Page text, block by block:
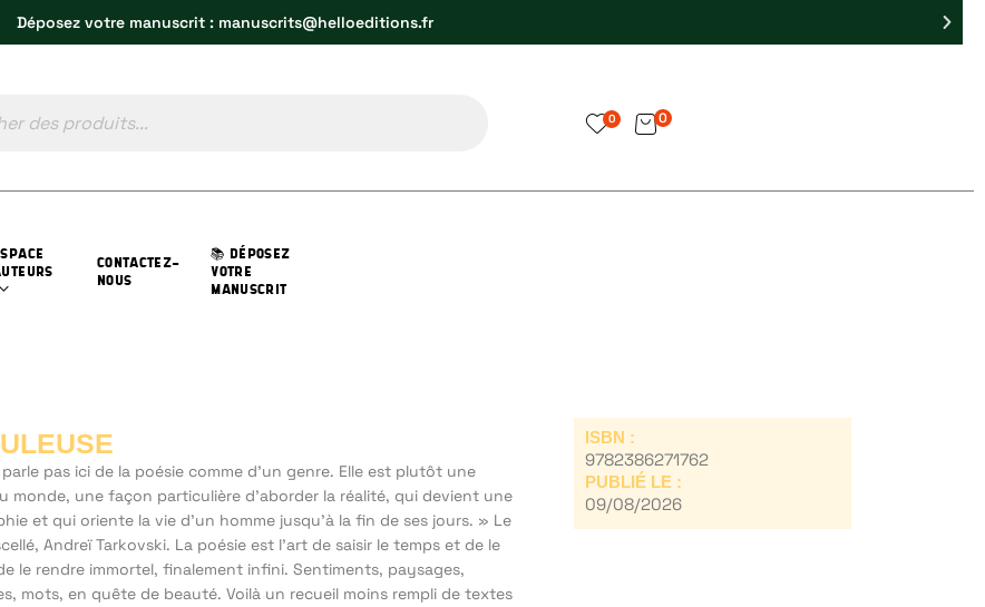
Déposez votre manuscrit : manuscrits@helloeditions.fr
0 0
CONTACTEZ-
NOUS
📚 DÉPOSEZ
VOTRE
MANUSCRIT
pas ici de la poésie comme d’un genre. Elle est plutôt une
monde, une façon particulière d’aborder la réalité, qui devient une
et qui oriente la vie d’un homme jusqu’à la fin de ses jours. » Le
Andreï Tarkovski. La poésie est l’art de saisir le temps et de le
le rendre immortel, finalement infini. Sentiments, paysages,
mots, en quête de beauté. Voilà un recueil moins rempli de textes
ISBN :
9782386271762
PUBLIÉ LE :
09/08/2026